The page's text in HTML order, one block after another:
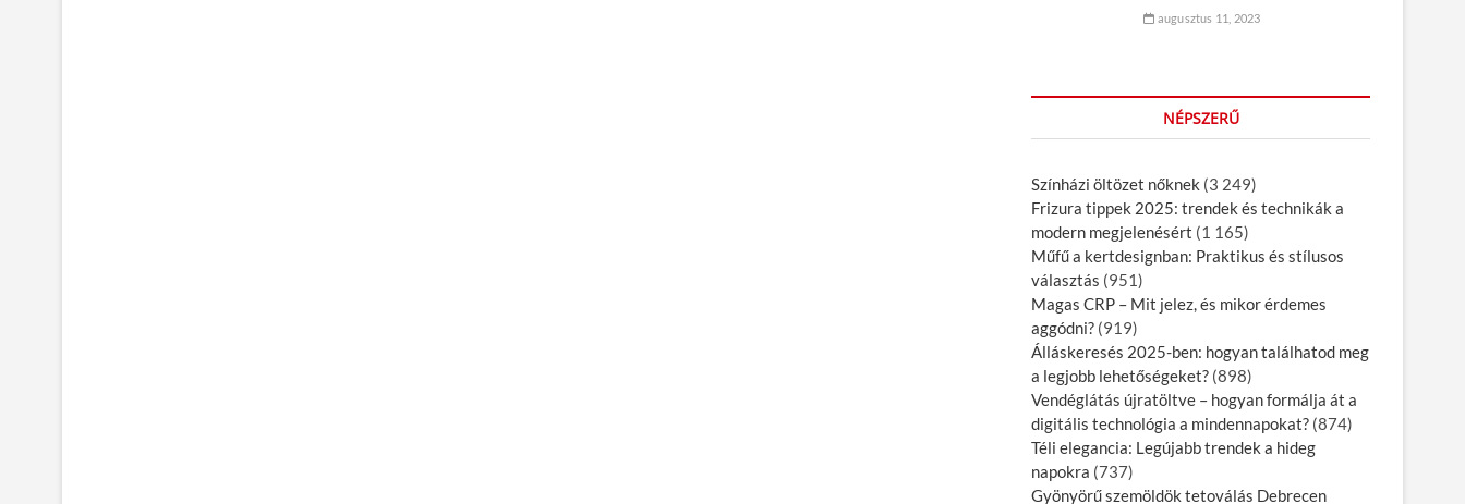
augusztus 11, 2023
NÉPSZERŰ
Színházi öltözet nőknek (3 249)
Frizura tippek 2025: trendek és technikák a
modern megjelenésért (1 165)
Műfű a kertdesignban: Praktikus és stílusos
választás (951)
Magas CRP – Mit jelez, és mikor érdemes
aggódni? (919)
Álláskeresés 2025-ben: hogyan találhatod meg
a legjobb lehetőségeket? (898)
Vendéglátás újratöltve – hogyan formálja át a
digitális technológia a mindennapokat? (874)
Téli elegancia: Legújabb trendek a hideg
napokra (737)
Gyönyörű szemöldök tetoválás Debrecen